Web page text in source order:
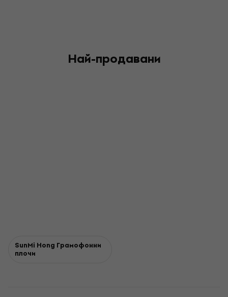
Най-продавани
SunMi Hong Грамофонни
плочи